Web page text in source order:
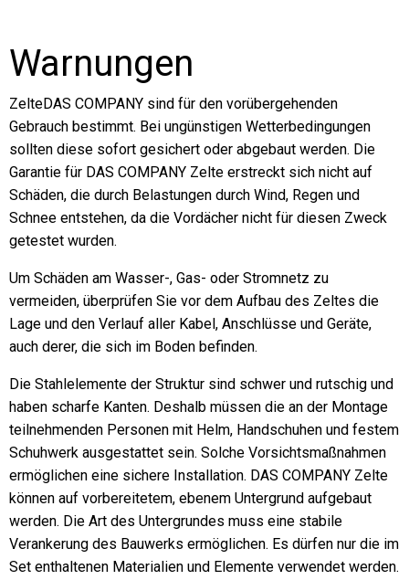
Warnungen
ZelteDAS COMPANY sind für den vorübergehenden
Gebrauch bestimmt. Bei ungünstigen Wetterbedingungen
sollten diese sofort gesichert oder abgebaut werden. Die
Garantie für DAS COMPANY Zelte erstreckt sich nicht auf
Schäden, die durch Belastungen durch Wind, Regen und
Schnee entstehen, da die Vordächer nicht für diesen Zweck
getestet wurden.
Um Schäden am Wasser-, Gas- oder Stromnetz zu
vermeiden, überprüfen Sie vor dem Aufbau des Zeltes die
Lage und den Verlauf aller Kabel, Anschlüsse und Geräte,
auch derer, die sich im Boden befinden.
Die Stahlelemente der Struktur sind schwer und rutschig und
haben scharfe Kanten. Deshalb müssen die an der Montage
teilnehmenden Personen mit Helm, Handschuhen und festem
Schuhwerk ausgestattet sein. Solche Vorsichtsmaßnahmen
ermöglichen eine sichere Installation. DAS COMPANY Zelte
können auf vorbereitetem, ebenem Untergrund aufgebaut
werden. Die Art des Untergrundes muss eine stabile
Verankerung des Bauwerks ermöglichen. Es dürfen nur die im
Set enthaltenen Materialien und Elemente verwendet werden.